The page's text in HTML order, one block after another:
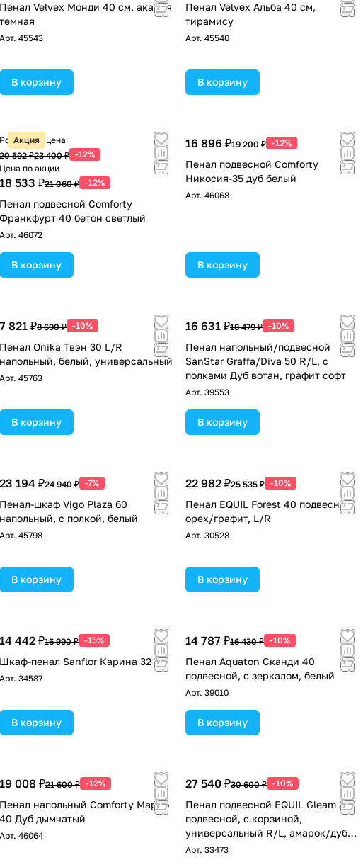
Пенал Velvex Монди 40 см, акация
темная
Арт. 45543
В корзину
Пенал Velvex Альба 40 см,
тирамису
Арт. 45540
В корзину
Акция
Розничная цена
20 592 ₽23 400 ₽ -12%
Цена по акции
18 533 ₽21 060 ₽ -12%
Пенал подвесной Comforty
Франкфурт 40 бетон светлый
Арт. 46072
В корзину
16 896 ₽19 200 ₽ -12%
Пенал подвесной Comforty
Никосия-35 дуб белый
Арт. 46068
В корзину
7 821 ₽8 690 ₽ -10%
Пенал Onika Твэн 30 L/R
напольный, белый, универсальный
Арт. 45763
В корзину
16 631 ₽18 479 ₽ -10%
Пенал напольный/подвесной
SanStar Graffa/Diva 50 R/L, с
полками Дуб вотан, графит софт
Арт. 39553
В корзину
23 194 ₽24 940 ₽ -7%
Пенал-шкаф Vigo Plaza 60
напольный, с полкой, белый
Арт. 45798
В корзину
22 982 ₽25 535 ₽ -10%
Пенал EQUIL Forest 40 подвесной
орех/графит, L/R
Арт. 30528
В корзину
14 442 ₽16 990 ₽ -15%
Шкаф-пенал Sanflor Карина 32 L
Арт. 34587
В корзину
14 787 ₽16 430 ₽ -10%
Пенал Aquaton Сканди 40
подвесной, с зеркалом, белый
Арт. 39010
В корзину
19 008 ₽21 600 ₽ -12%
Пенал напольный Comforty Марио
40 Дуб дымчатый
Арт. 46064
27 540 ₽30 600 ₽ -10%
Пенал подвесной EQUIL Gleam 36
подвесной, с корзиной,
универсальный R/L, амарок/дуб
вотан
Арт. 33473